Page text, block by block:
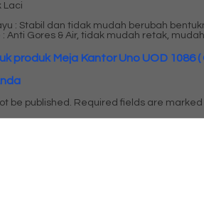
Laci
: Stabil dan tidak mudah berubah
Anti Gores & Air, tidak mudah retak,
produk Meja Kantor Uno UOD 1086 (
be published. Required fields are marked